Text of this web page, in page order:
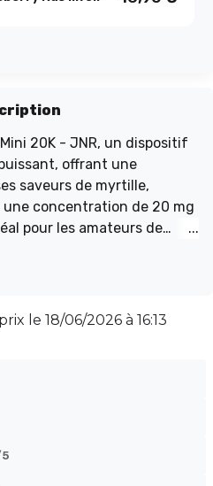
20K - JNR, un dispositif
offrant une
saveurs de myrtille,
concentration de 20 mg
pour les amateurs de
ergonomique et sa
en font un choix pratique
à tout moment de la
votre expérience de
le 18/06/2026 à 16:13